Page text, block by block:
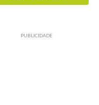
PUBLICIDADE